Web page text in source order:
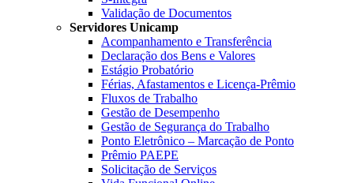
Validação de Documentos
Servidores Unicamp
Acompanhamento e Transferência
Declaração dos Bens e Valores
Estágio Probatório
Férias, Afastamentos e Licença-Prêmio
Fluxos de Trabalho
Gestão de Desempenho
Gestão de Segurança do Trabalho
Ponto Eletrônico – Marcação de Ponto
Prêmio PAEPE
Solicitação de Serviços